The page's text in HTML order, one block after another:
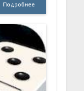
Подробнее